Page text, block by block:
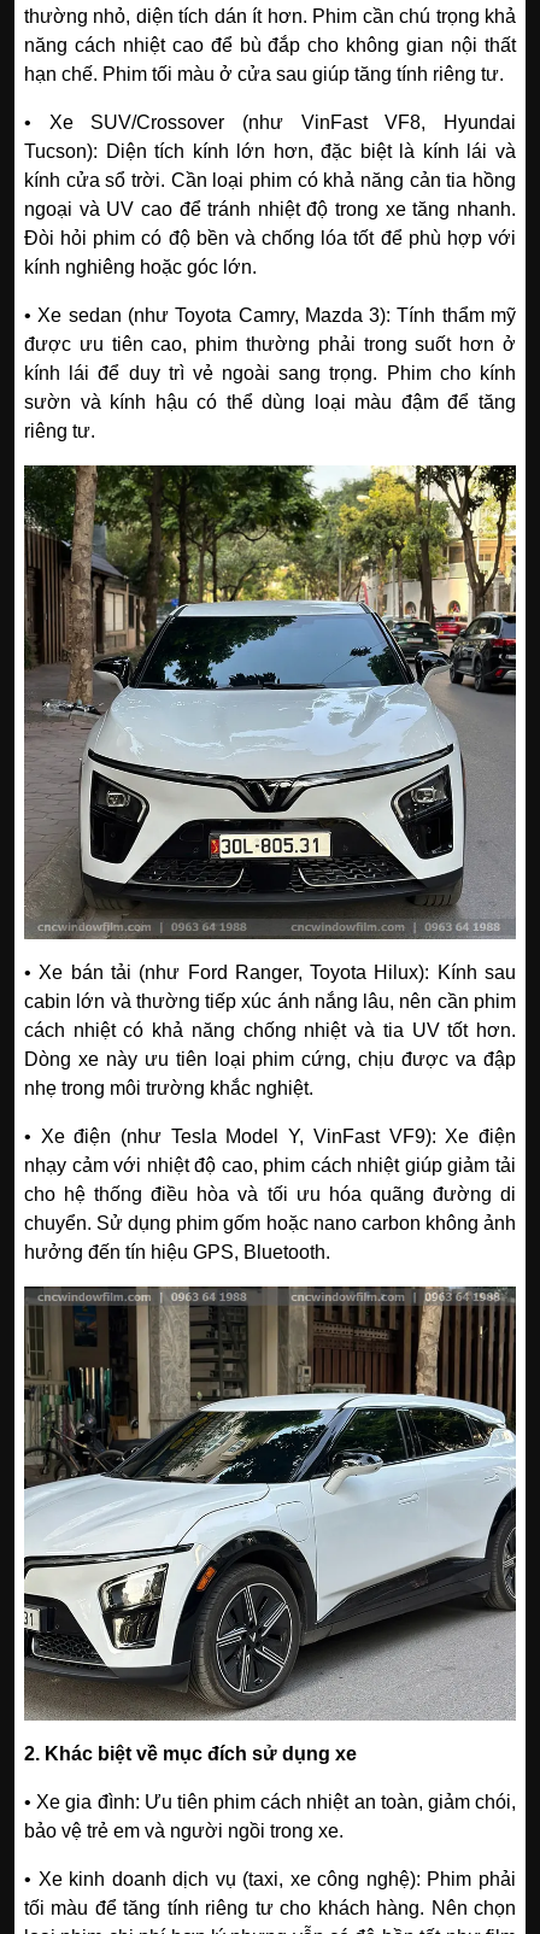
thường nhỏ, diện tích dán ít hơn. Phim cần chú trọng khả
năng cách nhiệt cao để bù đắp cho không gian nội thất
hạn chế. Phim tối màu ở cửa sau giúp tăng tính riêng tư.
• Xe SUV/Crossover (như VinFast VF8, Hyundai
Tucson): Diện tích kính lớn hơn, đặc biệt là kính lái và
kính cửa sổ trời. Cần loại phim có khả năng cản tia hồng
ngoại và UV cao để tránh nhiệt độ trong xe tăng nhanh.
Đòi hỏi phim có độ bền và chống lóa tốt để phù hợp với
kính nghiêng hoặc góc lớn.
• Xe sedan (như Toyota Camry, Mazda 3): Tính thẩm mỹ
được ưu tiên cao, phim thường phải trong suốt hơn ở
kính lái để duy trì vẻ ngoài sang trọng. Phim cho kính
sườn và kính hậu có thể dùng loại màu đậm để tăng
riêng tư.
• Xe bán tải (như Ford Ranger, Toyota Hilux): Kính sau
cabin lớn và thường tiếp xúc ánh nắng lâu, nên cần phim
cách nhiệt có khả năng chống nhiệt và tia UV tốt hơn.
Dòng xe này ưu tiên loại phim cứng, chịu được va đập
nhẹ trong môi trường khắc nghiệt.
• Xe điện (như Tesla Model Y, VinFast VF9): Xe điện
nhạy cảm với nhiệt độ cao, phim cách nhiệt giúp giảm tải
cho hệ thống điều hòa và tối ưu hóa quãng đường di
chuyển. Sử dụng phim gốm hoặc nano carbon không ảnh
hưởng đến tín hiệu GPS, Bluetooth.
2. Khác biệt về mục đích sử dụng xe
• Xe gia đình: Ưu tiên phim cách nhiệt an toàn, giảm chói,
bảo vệ trẻ em và người ngồi trong xe.
• Xe kinh doanh dịch vụ (taxi, xe công nghệ): Phim phải
tối màu để tăng tính riêng tư cho khách hàng. Nên chọn